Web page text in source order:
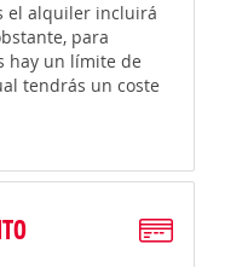
el alquiler incluirá
para
hay un límite de
tendrás un coste